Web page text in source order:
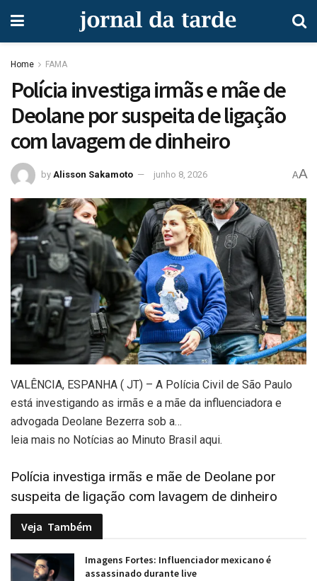
Home FAMA
Polícia investiga irmãs e mãe de
Deolane por suspeita de ligação
com lavagem de dinheiro
by Alisson Sakamoto junho 8, 2026 AA
VALÊNCIA, ESPANHA ( JT) – A Polícia Civil de São Paulo
está investigando as irmãs e a mãe da influenciadora e
advogada Deolane Bezerra sob a…
leia mais no Notícias ao Minuto Brasil aqui.
Polícia investiga irmãs e mãe de Deolane por
suspeita de ligação com lavagem de dinheiro
Veja Também
Imagens Fortes: Influenciador mexicano é
assassinado durante live